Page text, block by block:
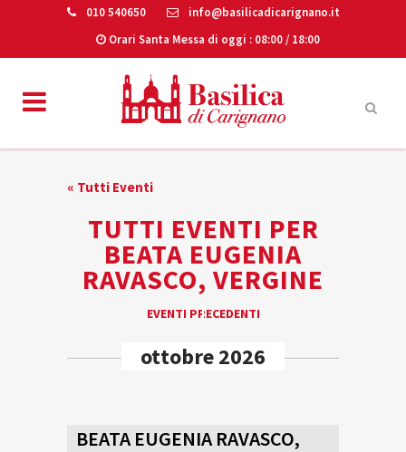
010 540650
info@basilicadicarignano.it
Orari Santa Messa di oggi : 08:00 / 18:00
« Tutti Eventi
TUTTI EVENTI PER
BEATA EUGENIA
RAVASCO, VERGINE
NAVIGATION
EVENTI PRECEDENTI
ottobre 2026
BEATA EUGENIA RAVASCO,